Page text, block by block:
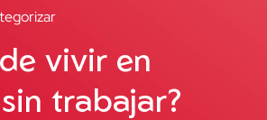
vivir en
trabajar?